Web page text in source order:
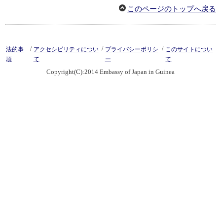
このページのトップへ戻る
法的事
項
/ アクセシビリティについ
て
/ プライバシーポリシ
ー
/ このサイトについ
て
Copyright(C):2014 Embassy of Japan in Guinea